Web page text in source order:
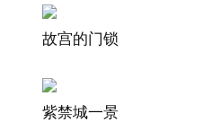
故宫的门锁
紫禁城一景